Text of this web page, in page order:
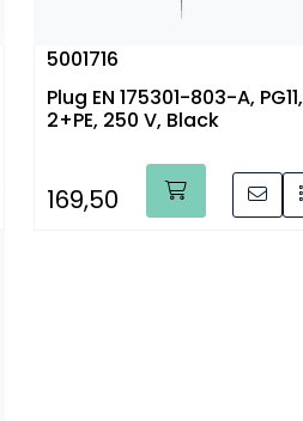
5001716
Plug EN 175301-803-A, PG11,
2+PE, 250 V, Black
169,50